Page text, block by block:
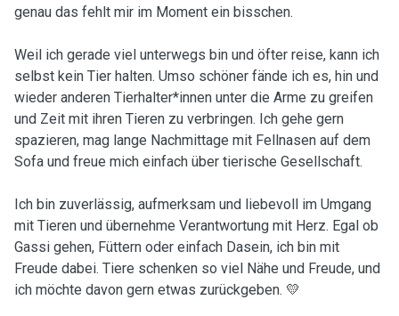
genau das fehlt mir im Moment ein bisschen.
Weil ich gerade viel unterwegs bin und öfter reise, kann ich
selbst kein Tier halten. Umso schöner fände ich es, hin und
wieder anderen Tierhalter*innen unter die Arme zu greifen
und Zeit mit ihren Tieren zu verbringen. Ich gehe gern
spazieren, mag lange Nachmittage mit Fellnasen auf dem
Sofa und freue mich einfach über tierische Gesellschaft.
Ich bin zuverlässig, aufmerksam und liebevoll im Umgang
mit Tieren und übernehme Verantwortung mit Herz. Egal ob
Gassi gehen, Füttern oder einfach Dasein, ich bin mit
Freude dabei. Tiere schenken so viel Nähe und Freude, und
ich möchte davon gern etwas zurückgeben. 💛